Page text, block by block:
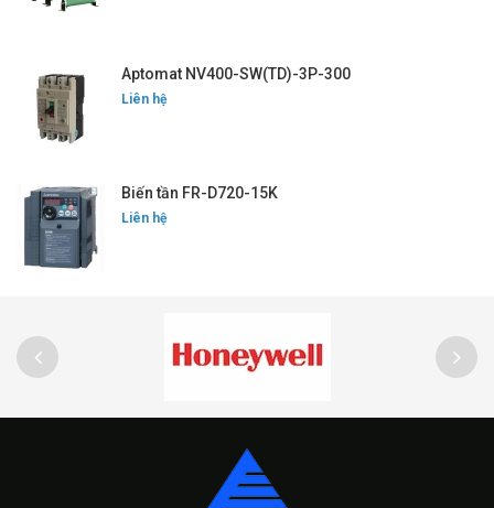
Aptomat NV400-SW(TD)-3P-300
Liên hệ
Biến tần FR-D720-15K
Liên hệ